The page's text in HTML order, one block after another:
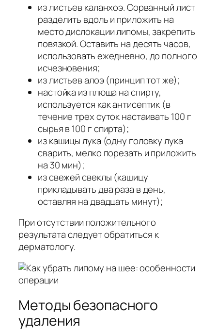
из листьев каланхоэ. Сорванный лист
разделить вдоль и приложить на
место дислокации липомы, закрепить
повязкой. Оставить на десять часов,
использовать ежедневно, до полного
исчезновения;
из листьев алоэ (принцип тот же);
настойка из плюща на спирту,
используется как антисептик (в
течение трех суток настаивать 100 г
сырья в 100 г спирта);
из кашицы лука (одну головку лука
сварить, мелко порезать и приложить
на 30 мин);
из свежей свеклы (кашицу
прикладывать два раза в день,
оставляя на двадцать минут);
При отсутствии положительного
результата следует обратиться к
дерматологу.
Методы безопасного
удаления